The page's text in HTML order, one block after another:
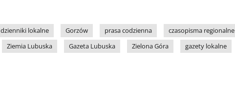
dzienniki lokalne Gorzów prasa codzienna czasopisma regionalne
Ziemia Lubuska Gazeta Lubuska Zielona Góra gazety lokalne